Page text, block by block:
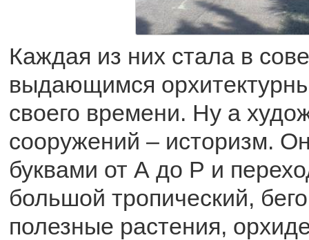
Каждая из них стала в
выдающимся
своего времени. Ну а
сооружений – историзм.
буквами от А до Р и
большой тропический,
полезные растения,